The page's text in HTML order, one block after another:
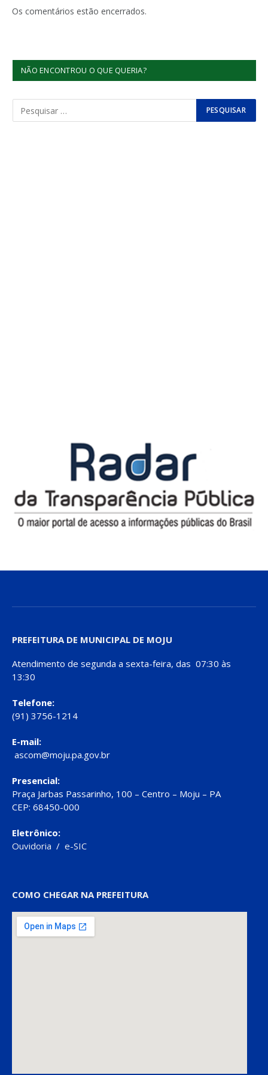
Os comentários estão encerrados.
NÃO ENCONTROU O QUE QUERIA?
PREFEITURA DE MUNICIPAL DE MOJU
Atendimento de segunda a sexta-feira, das 07:30 às
13:30
Telefone:
(91) 3756-1214
E-mail:
ascom@moju.pa.gov.br
Presencial:
Praça Jarbas Passarinho, 100 – Centro – Moju – PA
CEP: 68450-000
Eletrônico:
Ouvidoria / e-SIC
COMO CHEGAR NA PREFEITURA